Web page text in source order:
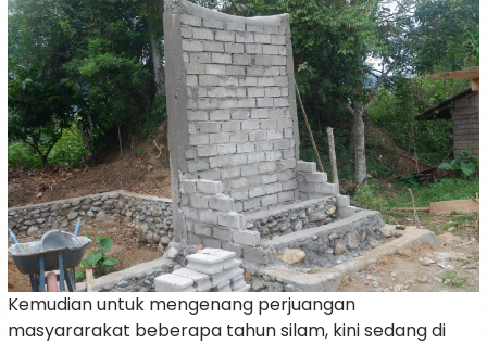
Kemudian untuk mengenang perjuangan
masyararakat beberapa tahun silam, kini sedang di